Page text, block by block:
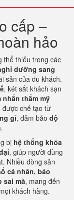
cấp –
hảo
thể thiếu trong các
dưỡng sang
sản của du khách.
, két sắt khách sạn
nhấn thẩm mỹ
được chế tạo từ
gỉ, đảm bảo độ
bị hệ thống khóa
, giúp người dùng
Nhiều dòng sản
cá nhân, báo
sai mã, mang đến
khách hàng.